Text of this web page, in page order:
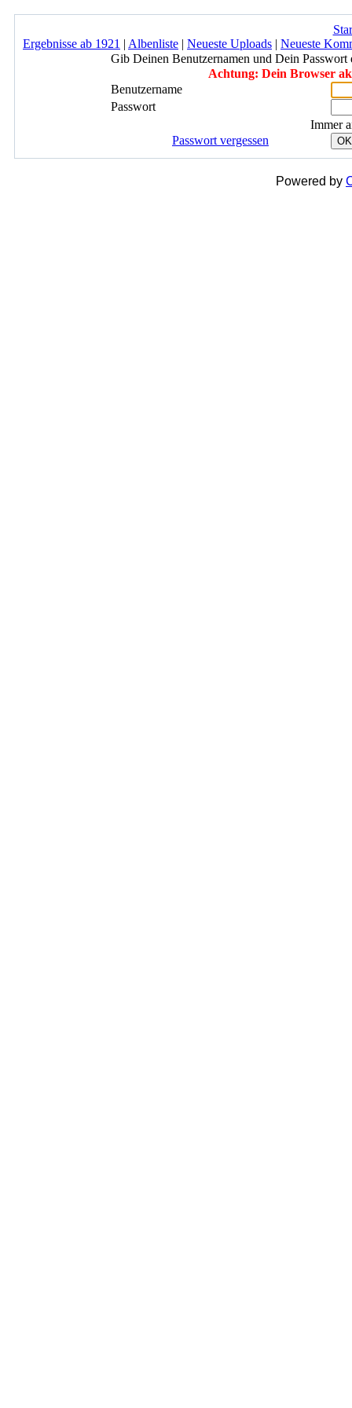
Ergebnisse ab 1921 | Albenliste | Neueste Uploads | Neueste
Gib Deinen Benutzernamen und Dein
Achtung: Dein Browser
Benutzername
Passwort
Immer
Passwort vergessen
OK
Powered by